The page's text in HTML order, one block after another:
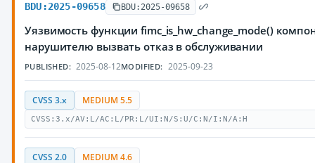
BDU:2025-09658 BDU:2025-09658
Уязвимость функции fimc_is_hw_change_mode()
нарушителю вызвать отказ в обслуживании
PUBLISHED: 2025-08-12MODIFIED: 2025-09-23
CVSS 3.x MEDIUM 5.5
CVSS:3.x/AV:L/AC:L/PR:L/UI:N/S:U/C:N/I:N/A:H
CVSS 2.0 MEDIUM 4.6